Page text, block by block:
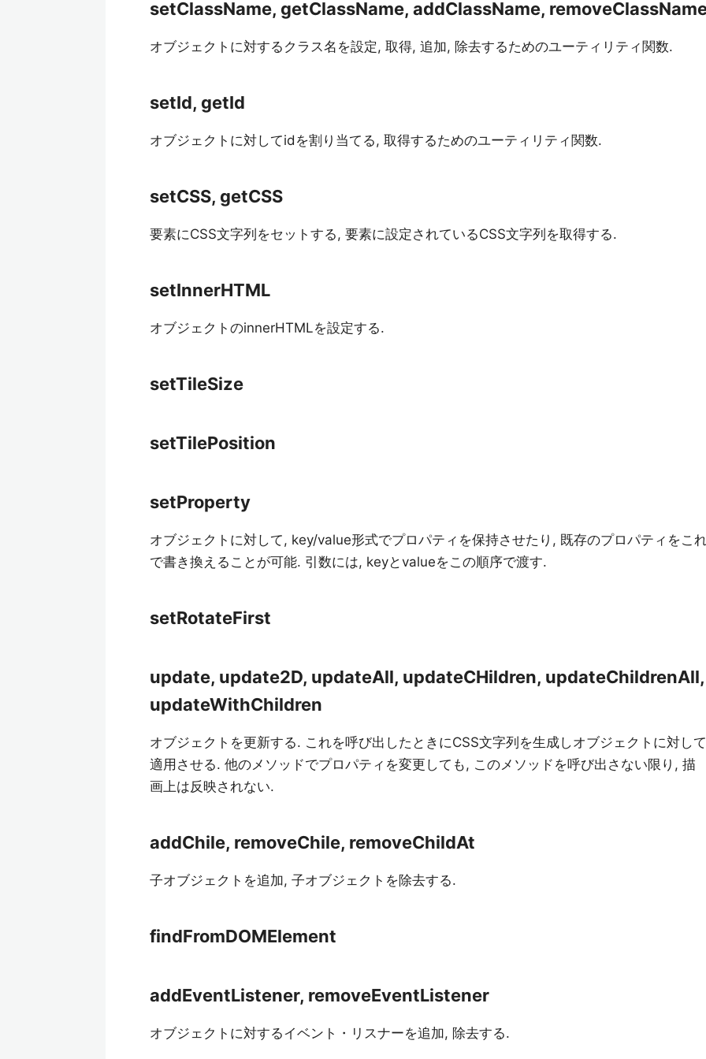
setClassName, getClassName, addClassName,
オブジェクトに対するクラス名を設定, 取得, 追加, 除去するためのユーティリティ関数.
setId, getId
オブジェクトに対してidを割り当てる, 取得するためのユーティリティ関数.
setCSS, getCSS
要素にCSS文字列をセットする, 要素に設定されているCSS文字列を取得する.
setInnerHTML
オブジェクトのinnerHTMLを設定する.
setTileSize
setTilePosition
setProperty
オブジェクトに対して, key/value形式でプロパティを保持させたり, 既存のプロパティをこ
で書き換えることが可能. 引数には, keyとvalueをこの順序で渡す.
setRotateFirst
update, update2D, updateAll, updateCHildren, updateChildrenAll,
updateWithChildren
オブジェクトを更新する. これを呼び出したときにCSS文字列を生成しオブジェクトに対して
適用させる. 他のメソッドでプロパティを変更しても, このメソッドを呼び出さない限り, 描
画上は反映されない.
addChile, removeChile, removeChildAt
子オブジェクトを追加, 子オブジェクトを除去する.
findFromDOMElement
addEventListener, removeEventListener
オブジェクトに対するイベント・リスナーを追加, 除去する.